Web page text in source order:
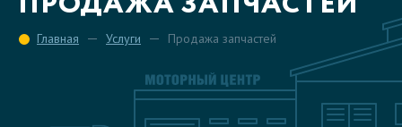
Главная Услуги Продажа запчастей